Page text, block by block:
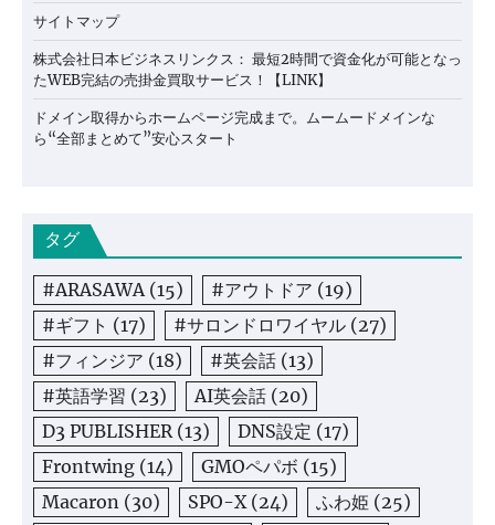
サイトマップ
株式会社日本ビジネスリンクス： 最短2時間で資金化が可能となっ
たWEB完結の売掛金買取サービス！【LINK】
ドメイン取得からホームページ完成まで。ムームードメインな
ら“全部まとめて”安心スタート
タグ
#ARASAWA(15) #アウトドア (19)
#ギフト (17) #サロンドロワイヤル (27)
#フィンジア (18) #英会話 (13)
#英語学習 (23) AI英会話 (20)
D3 PUBLISHER(13) DNS設定 (17)
Frontwing (14) GMOペパボ (15)
Macaron (30) SPO-X(24) ふわ姫 (25)